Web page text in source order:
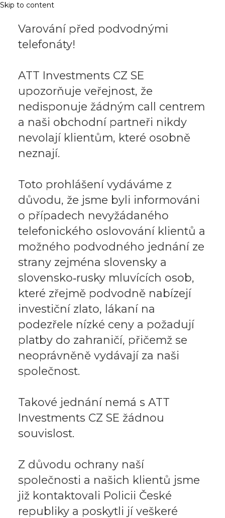
Skip to content
Varování před podvodnými
telefonáty!
ATT Investments CZ SE
upozorňuje veřejnost, že
nedisponuje žádným call centrem
a naši obchodní partneři nikdy
nevolají klientům, které osobně
neznají.
Toto prohlášení vydáváme z
důvodu, že jsme byli informováni
o případech nevyžádaného
telefonického oslovování klientů a
možného podvodného jednání ze
strany zejména slovensky a
slovensko‑rusky mluvících osob,
které zřejmě podvodně nabízejí
investiční zlato, lákaní na
podezřele nízké ceny a požadují
platby do zahraničí, přičemž se
neoprávněně vydávají za naši
společnost.
Takové jednání nemá s ATT
Investments CZ SE žádnou
souvislost.
Z důvodu ochrany naší
společnosti a našich klientů jsme
již kontaktovali Policii České
republiky a poskytli jí veškeré